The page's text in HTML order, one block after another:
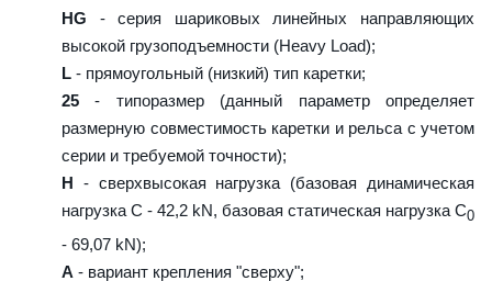
HG - серия шариковых линейных направляющих
высокой грузоподъемности (Heavy Load);
L - прямоугольный (низкий) тип каретки;
25 - типоразмер (данный параметр определяет
размерную совместимость каретки и рельса с учетом
серии и требуемой точности);
H - сверхвысокая нагрузка (базовая динамическая
нагрузка C - 42,2 kN, базовая статическая нагрузка С0
- 69,07 kN);
A - вариант крепления "сверху";